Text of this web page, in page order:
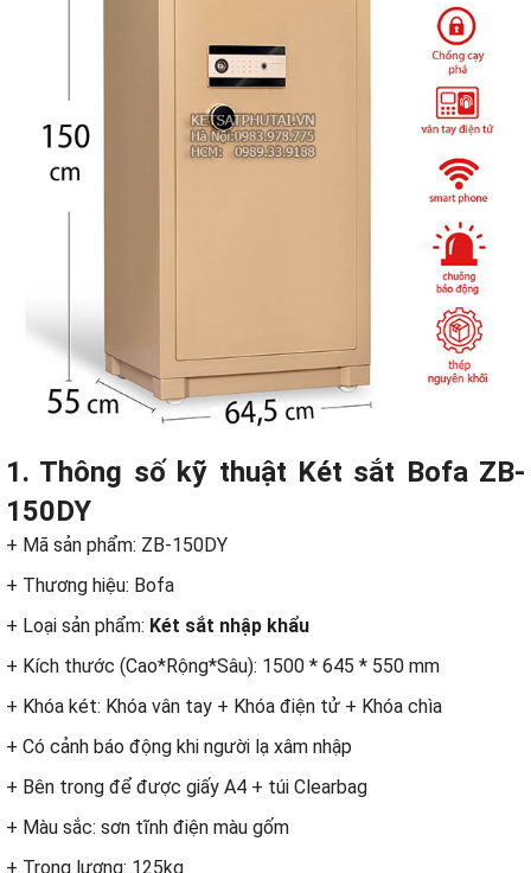
1. Thông số kỹ thuật Két sắt Bofa ZB-
150DY
+ Mã sản phẩm: ZB-150DY
+ Thương hiệu: Bofa
+ Loại sản phẩm: Két sắt nhập khẩu
+ Kích thước (Cao*Rộng*Sâu): 1500 * 645 * 550 mm
+ Khóa két: Khóa vân tay + Khóa điện tử + Khóa chìa
+ Có cảnh báo động khi người lạ xâm nhập
+ Bên trong để được giấy A4 + túi Clearbag
+ Màu sắc: sơn tĩnh điện màu gốm
+ Trọng lượng: 125kg